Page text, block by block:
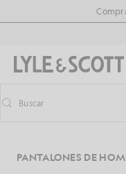
Saltar al contenido
Información de
Activar/desactivar la
Buscar
PANTALONES DE